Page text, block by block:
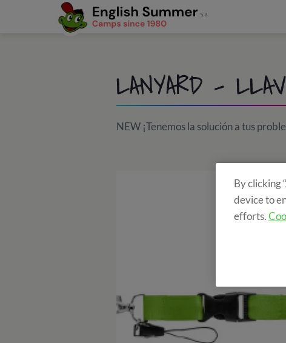
LANYARD -
NEW ¡Tenemos la solución a tus
By clicking
device to
efforts.